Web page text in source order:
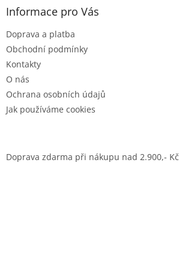
Informace pro Vás
Doprava a platba
Obchodní podmínky
Kontakty
O nás
Ochrana osobních údajů
Jak používáme cookies
Doprava zdarma při nákupu nad 2.900,- Kč